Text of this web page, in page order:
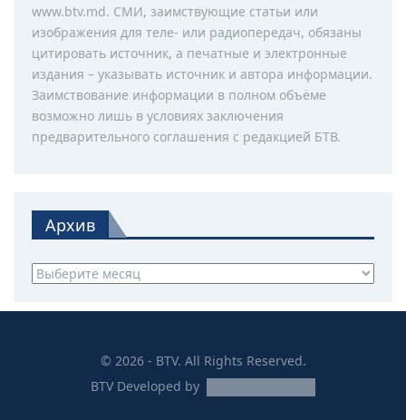
www.btv.md. СМИ, заимствующие статьи или
изображения для теле- или радиопередач, обязаны
цитировать источник, а печатные и электронные
издания – указывать источник и автора информации.
Заимствование информации в полном объёме
возможно лишь в условиях заключения
предварительного соглашения с редакцией БТВ.
Архив
Архив
© 2026 - BTV. All Rights Reserved.
BTVDeveloped by